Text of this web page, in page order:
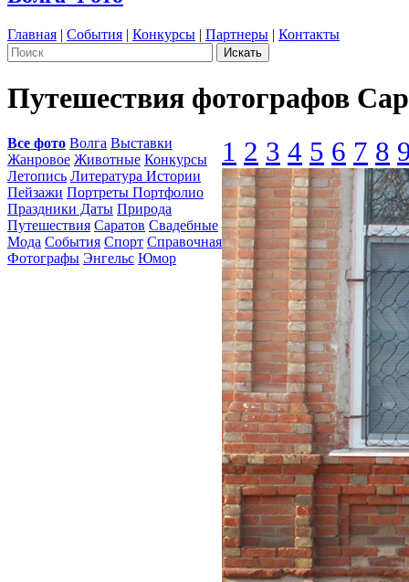
Главная | События | Конкурсы | Партнеры | Контакты
Путешествия фотографов
Все фото Волга Выставки
Жанровое Животные Конкурсы
Летопись Литература Истории
Пейзажи Портреты Портфолио
Праздники Даты Природа
Путешествия Саратов Свадебные
Мода События Спорт Справочная
Фотографы Энгельс Юмор
1 2 3 4 5 6 7 8